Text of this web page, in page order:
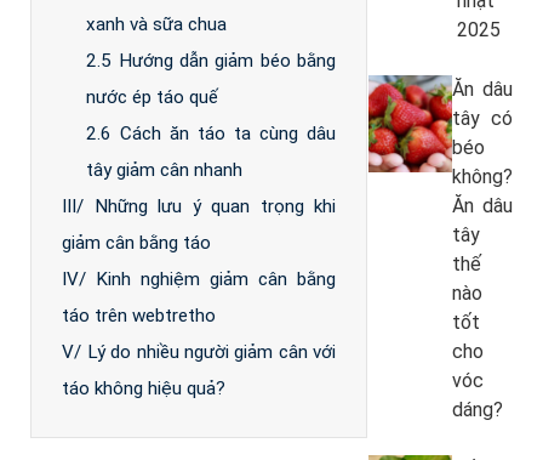
xanh và sữa chua
2.5 Hướng dẫn giảm béo bằng
nước ép táo quế
2.6 Cách ăn táo ta cùng dâu
tây giảm cân nhanh
III/ Những lưu ý quan trọng khi
giảm cân bằng táo
IV/ Kinh nghiệm giảm cân bằng
táo trên webtretho
V/ Lý do nhiều người giảm cân với
táo không hiệu quả?
2025
Ăn dâu
tây có
béo
không?
Ăn dâu
tây
thế
nào
tốt
cho
vóc
dáng?